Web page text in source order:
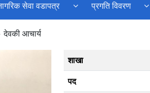
सेवा वडापत्र प्रगति विवरण
देवकी आचार्य
शाखा
पद